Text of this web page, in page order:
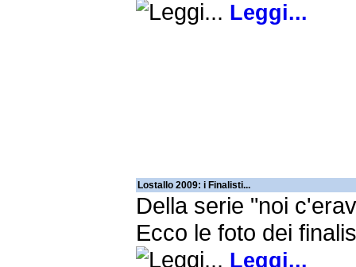
Leggi...
Lostallo 2009: i Finalisti...
Della serie "noi
Ecco le foto dei
Leggi...